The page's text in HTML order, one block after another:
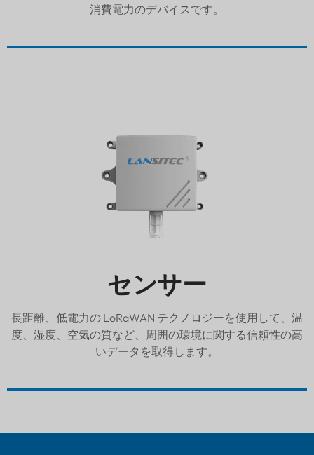
消費電力のデバイスです。
センサー
長距離、低電力の LoRaWAN テクノロジーを使用して、温
度、湿度、空気の質など、周囲の環境に関する信頼性の高
いデータを取得します。